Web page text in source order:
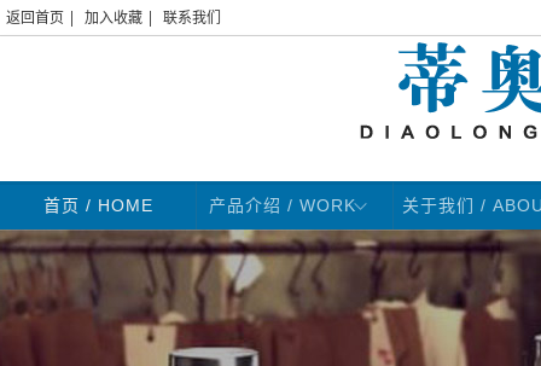
返回首页 加入收藏 联系我们
首页 / HOME 产品介绍 / WORK 关于我们 /